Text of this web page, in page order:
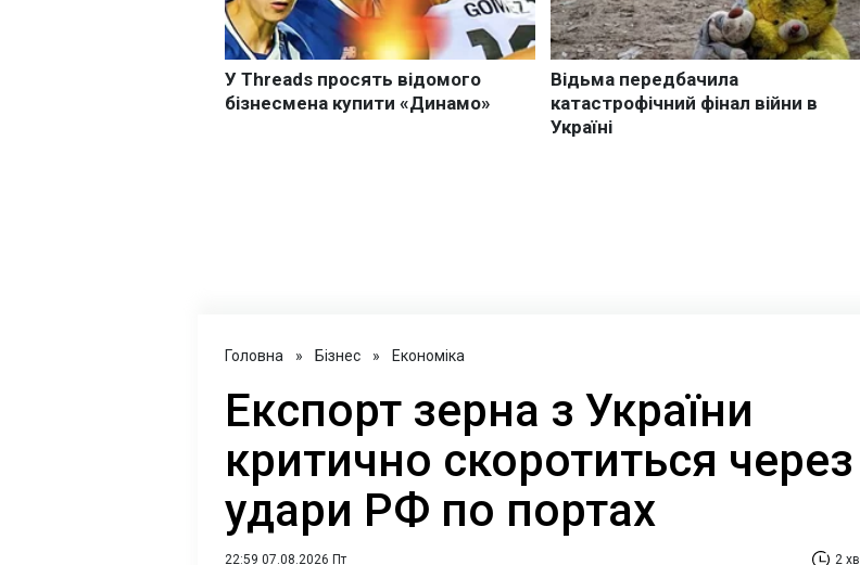
Головна » Бізнес » Економіка
Експорт зерна з України
критично скоротиться через
удари РФ по портах
22:59 07.08.2026 Пт 2 хв